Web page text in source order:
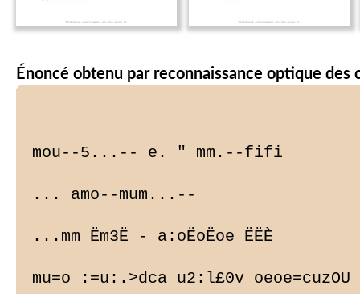
Énoncé obtenu par reconnaissance optique des
mou--5...-- e. " mm.--fifi
... amo--mum...--
...mm Ëm3Ë - a:oËoËoe ËËÈ
mu=o_:=u:.>dca u2:l£0v oeoe=cuzOU